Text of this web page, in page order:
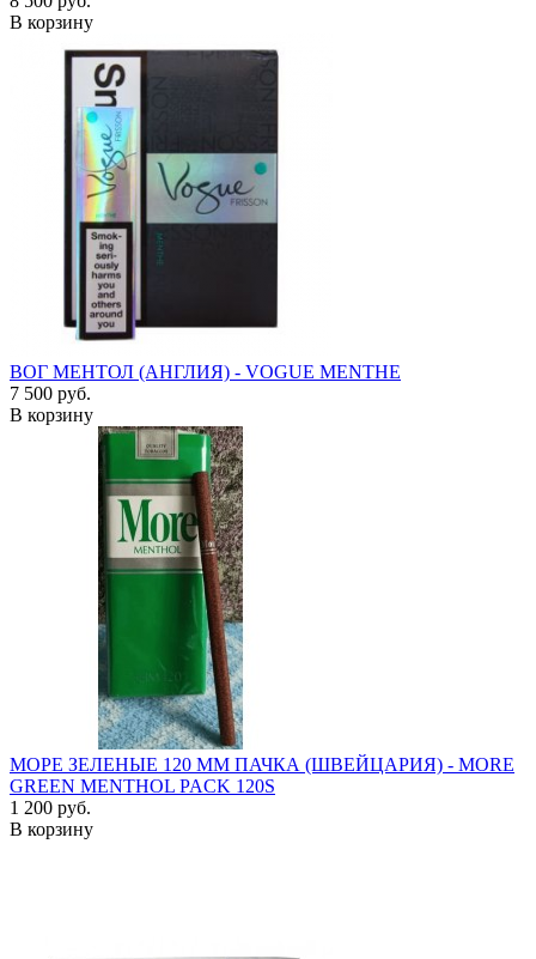
В корзину
ВОГ МЕНТОЛ (АНГЛИЯ) - VOGUE MENTHE
7 500 руб.
В корзину
МОРЕ ЗЕЛЕНЫЕ 120 ММ ПАЧКА (ШВЕЙЦАРИЯ) - MORE
GREEN MENTHOL PACK 120S
1 200 руб.
В корзину